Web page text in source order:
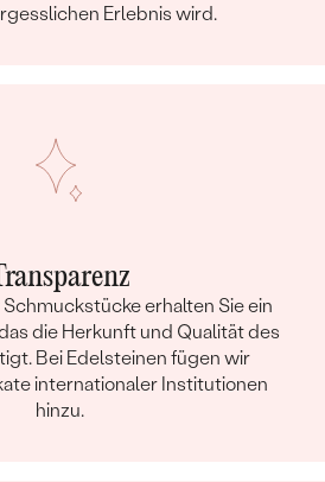
Erlebnis wird.
erhalten Sie ein
die Herkunft und Qualität des
Bei Edelsteinen fügen wir
internationaler Institutionen
hinzu.